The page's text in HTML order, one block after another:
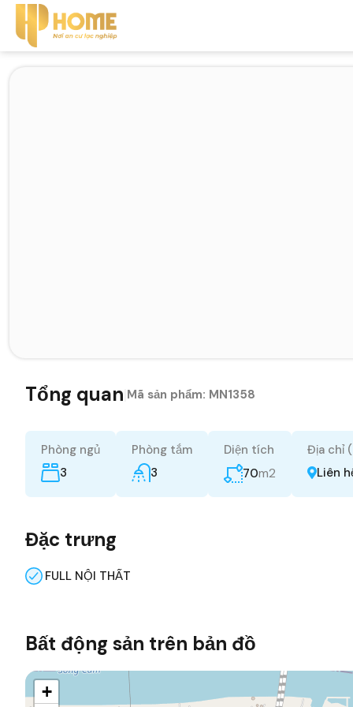
Tổng quan Mã sản phẩm: MN1358
Phòng ngủ
3
Phòng tắm
3
Diện tích
70m2
Địa chỉ
Liên
Đặc trưng
FULL NỘI THẤT
Bất động sản trên bản đồ
+